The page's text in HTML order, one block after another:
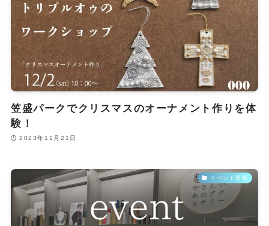
笠盛パークでクリスマスのオーナメント作りを体
験！
2023年11月21日
イベント情報